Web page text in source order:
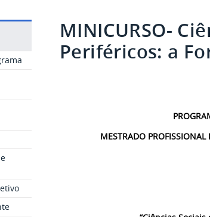
MINICURSO-
Periféricos: a
MESTRADO